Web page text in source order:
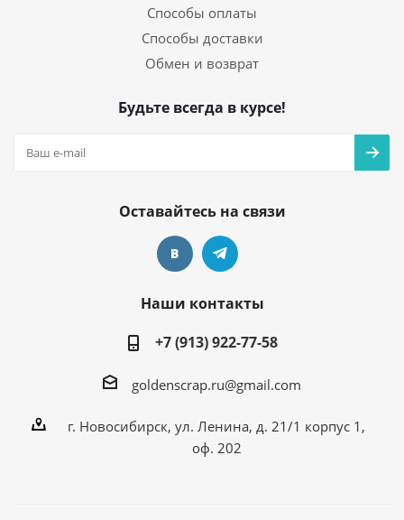
Способы оплаты
Способы доставки
Обмен и возврат
Будьте всегда в курсе!
Оставайтесь на связи
Наши контакты
+7 (913) 922-77-58
goldenscrap.ru@gmail.com
г. Новосибирск, ул. Ленина, д. 21/1 корпус 1,
оф. 202